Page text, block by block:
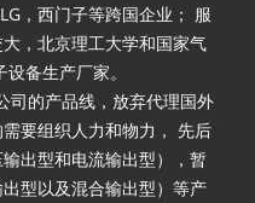
，西门子等跨国企业； 服
，北京理工大学和国家气
备生产厂家。
的产品线，放弃代理国外
要组织人力和物力， 先后
出型和电流输出型），暂
型以及混合输出型）等产